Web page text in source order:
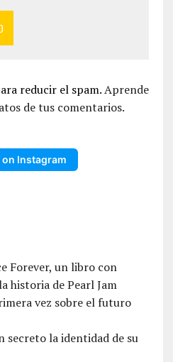
reducir el spam.Aprende
de tus comentarios.
on Instagram
Forever, un libro con
historia de Pearl Jam
vez sobre el futuro
secreto la identidad de su